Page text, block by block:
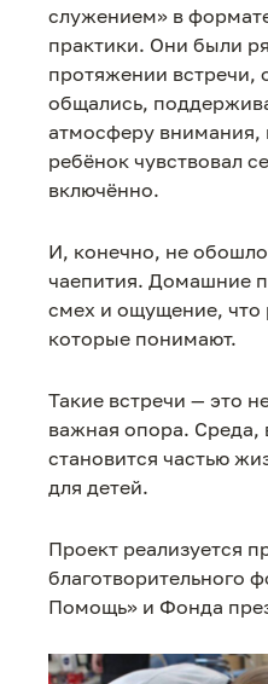
служением» в
практики. Они были
протяжении встречи,
общались,
атмосферу внимания,
ребёнок чувствовал
включённо.
И, конечно, не
чаепития. Домашние
смех и ощущение,
которые понимают.
Такие встречи — это
важная опора. Среда,
становится частью
для детей.
Проект реализуется
благотворительного
Помощь» и Фонда